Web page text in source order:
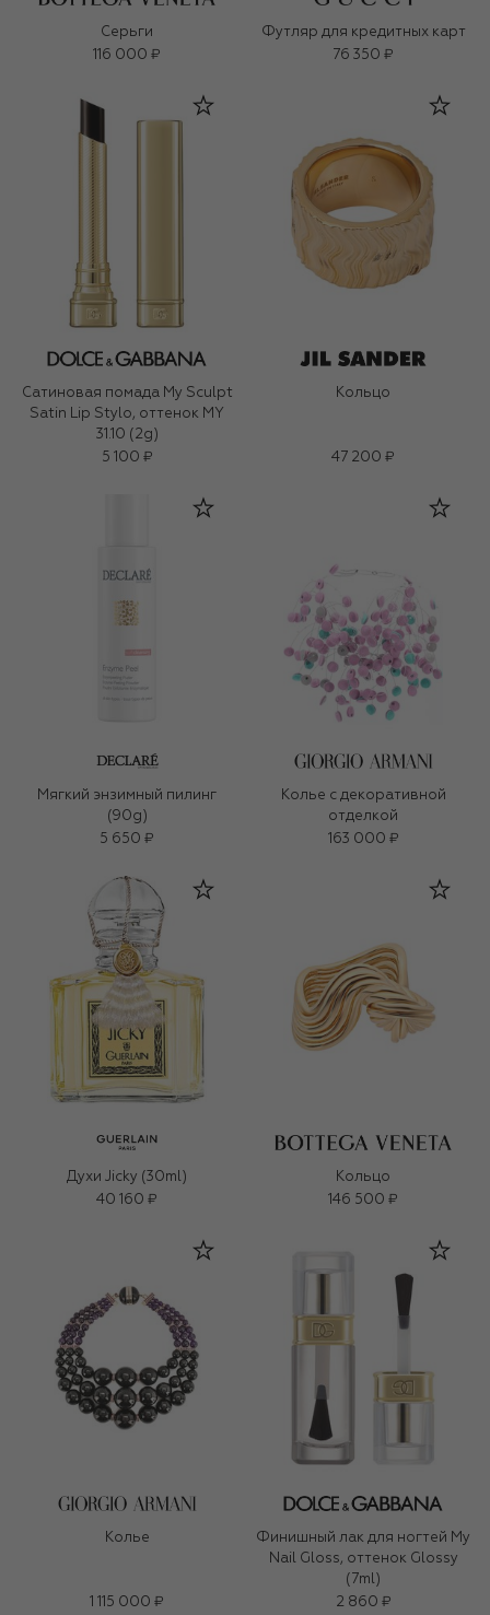
Серьги
116 000 ₽
Футляр для кредитных карт
76 350 ₽
Сатиновая помада My Sculpt
Satin Lip Stylo, оттенок MY
31.10 (2g)
5 100 ₽
Кольцо
47 200 ₽
Мягкий энзимный пилинг
(90g)
5 650 ₽
Колье с декоративной
отделкой
163 000 ₽
Духи Jicky (30ml)
40 160 ₽
Кольцо
146 500 ₽
Колье
1 115 000 ₽
Финишный лак для ногтей My
Nail Gloss, оттенок Glossy
(7ml)
2 860 ₽